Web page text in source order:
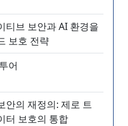
티브 보안과 AI 환경을
보호 전략
어
안의 재정의: 제로 트
터 보호의 통합